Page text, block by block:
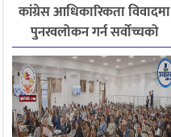
कांग्रेस आधिकारिकता विवादमा
पुनरवलोकन गर्न सर्वोच्चको
अनुमति